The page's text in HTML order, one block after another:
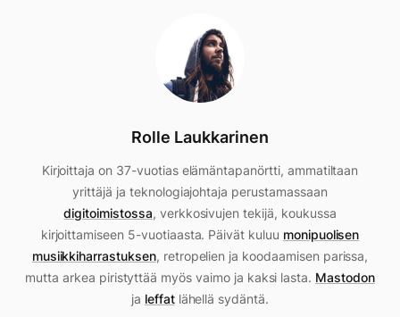
Rolle Laukkarinen
Kirjoittaja on 37-vuotias elämäntapanörtti, ammatiltaan
yrittäjä ja teknologiajohtaja perustamassaan
digitoimistossa, verkkosivujen tekijä, koukussa
kirjoittamiseen 5-vuotiaasta. Päivät kuluu monipuolisen
musiikkiharrastuksen, retropelien ja koodaamisen parissa,
mutta arkea piristyttää myös vaimo ja kaksi lasta. Mastodon
ja leffatlähellä sydäntä.